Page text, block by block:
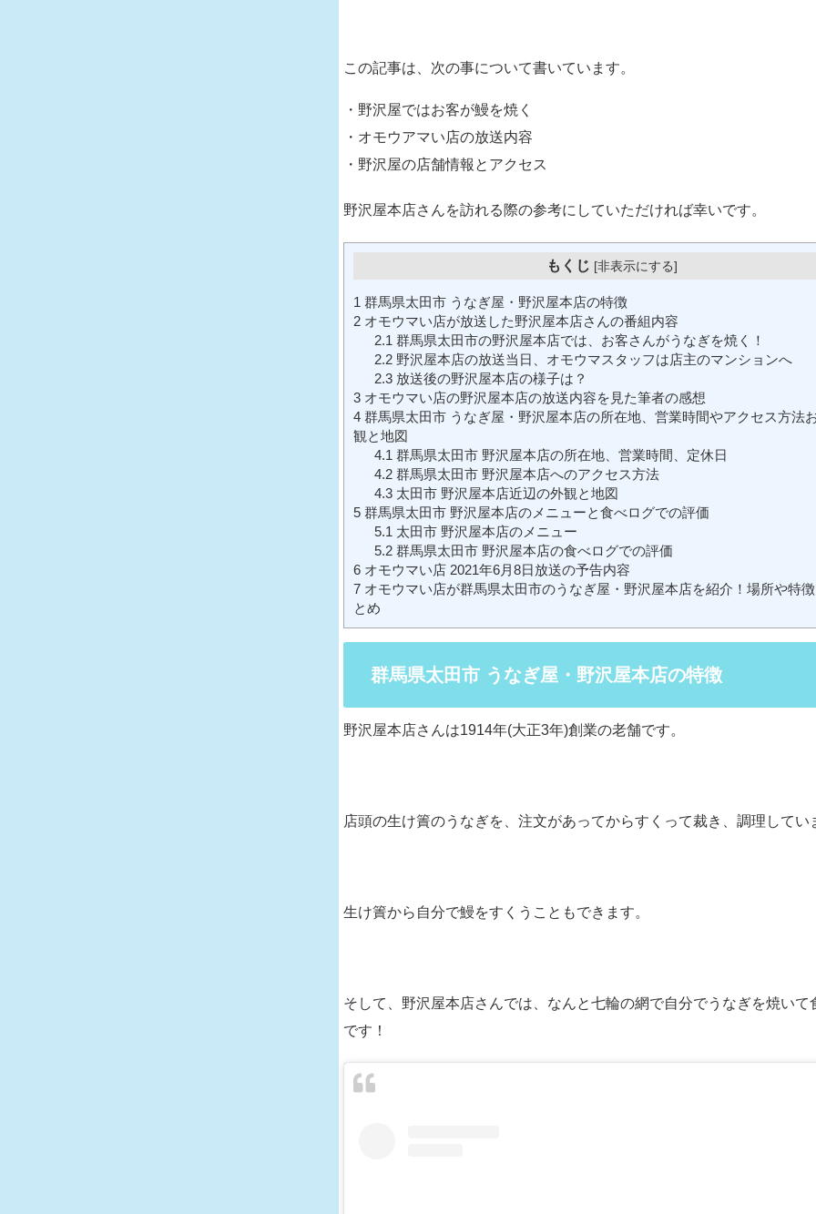
この記事は、次の事について書いています。
・野沢屋ではお客が鰻を焼く
・オモウアマい店の放送内容
・野沢屋の店舗情報とアクセス
野沢屋本店さんを訪れる際の参考にしていただければ幸いです。
もくじ [非表示にする]
1 群馬県太田市 うなぎ屋・野沢屋本店の特徴
2 オモウマい店が放送した野沢屋本店さんの番組内容
2.1 群馬県太田市の野沢屋本店では、お客さんがうなぎを焼く！
2.2野沢屋本店の放送当日、オモウマスタッフは店主のマンションへ
2.3放送後の野沢屋本店の様子は？
3 オモウマい店の野沢屋本店の放送内容を見た筆者の感想
4 群馬県太田市 うなぎ屋・野沢屋本店の所在地、営業時間やアクセス方法
観と地図
4.1 群馬県太田市 野沢屋本店の所在地、営業時間、定休日
4.2群馬県太田市 野沢屋本店へのアクセス方法
4.3太田市 野沢屋本店近辺の外観と地図
5 群馬県太田市 野沢屋本店のメニューと食べログでの評価
5.1 太田市 野沢屋本店のメニュー
5.2群馬県太田市 野沢屋本店の食べログでの評価
6 オモウマい店 2021年6月8日放送の予告内容
7 オモウマい店が群馬県太田市のうなぎ屋・野沢屋本店を紹介！場所や特
とめ
群馬県太田市 うなぎ屋・野沢屋本店の特徴
野沢屋本店さんは1914年(大正3年)創業の老舗です。
店頭の生け簀のうなぎを、注文があってからすくって裁き、調理してい
生け簀から自分で鰻をすくうこともできます。
そして、野沢屋本店さんでは、なんと七輪の網で自分でうなぎを焼いて
です！